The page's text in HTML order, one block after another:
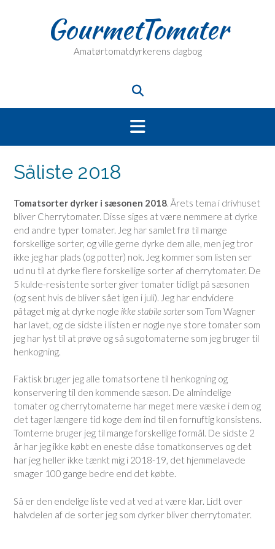
GourmetTomater
Amatørtomatdyrkerens dagbog
Såliste 2018
Tomatsorter dyrker i sæsonen 2018 . Årets tema i drivhuset
bliver Cherrytomater. Disse siges at være nemmere at dyrke
end andre typer tomater. Jeg har samlet frø til mange
forskellige sorter, og ville gerne dyrke dem alle, men jeg tror
ikke jeg har plads (og potter) nok. Jeg kommer som listen ser
ud nu til at dyrke flere forskellige sorter af cherrytomater. De
5 kulde-resistente sorter giver tomater tidligt på sæsonen
(og sent hvis de bliver sået igen i juli). Jeg har endvidere
påtaget mig at dyrke nogle ikke stabile sorter som Tom Wagner
har lavet, og de sidste i listen er nogle nye store tomater som
jeg har lyst til at prøve og så sugotomaterne som jeg bruger til
henkogning.
Faktisk bruger jeg alle tomatsortene til henkogning og
konservering til den kommende sæson. De almindelige
tomater og cherrytomaterne har meget mere væske i dem og
det tager længere tid koge dem ind til en fornuftig konsistens.
Tomterne bruger jeg til mange forskellige formål. De sidste 2
år har jeg ikke købt en eneste dåse tomatkonserves og det
har jeg heller ikke tænkt mig i 2018-19, det hjemmelavede
smager 100 gange bedre end det købte.
Så er den endelige liste ved at ved at være klar. Lidt over
halvdelen af de sorter jeg som dyrker bliver cherrytomater.